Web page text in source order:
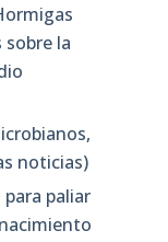
sobre la
noticias)
para paliar